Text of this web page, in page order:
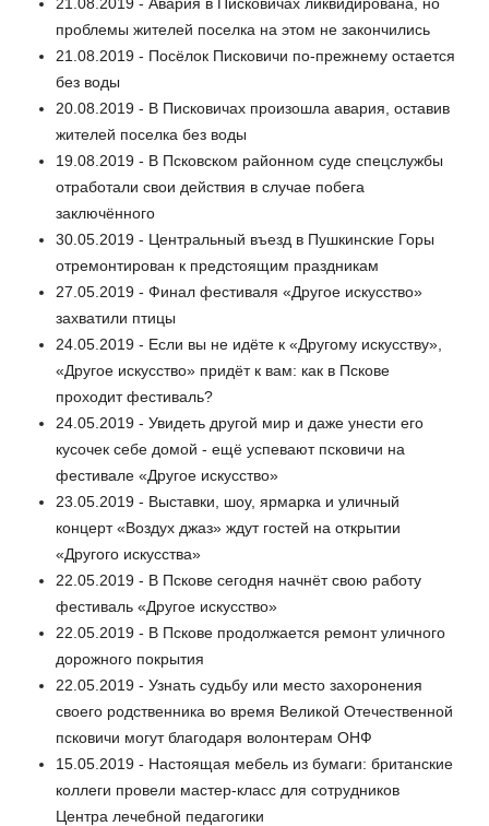
проблемы жителей поселка на этом не закончились
21.08.2019 - Посёлок Писковичи по-прежнему остается
без воды
20.08.2019 - В Писковичах произошла авария, оставив
жителей поселка без воды
19.08.2019 - В Псковском районном суде спецслужбы
отработали свои действия в случае побега
заключённого
30.05.2019 - Центральный въезд в Пушкинские Горы
отремонтирован к предстоящим праздникам
27.05.2019 - Финал фестиваля «Другое искусство»
захватили птицы
24.05.2019 - Если вы не идёте к «Другому искусству»,
«Другое искусство» придёт к вам: как в Пскове
проходит фестиваль?
24.05.2019 - Увидеть другой мир и даже унести его
кусочек себе домой - ещё успевают псковичи на
фестивале «Другое искусство»
23.05.2019 - Выставки, шоу, ярмарка и уличный
концерт «Воздух джаз» ждут гостей на открытии
«Другого искусства»
22.05.2019 - В Пскове сегодня начнёт свою работу
фестиваль «Другое искусство»
22.05.2019 - В Пскове продолжается ремонт уличного
дорожного покрытия
22.05.2019 - Узнать судьбу или место захоронения
своего родственника во время Великой Отечественной
псковичи могут благодаря волонтерам ОНФ
15.05.2019 - Настоящая мебель из бумаги: британские
коллеги провели мастер-класс для сотрудников
Центра лечебной педагогики